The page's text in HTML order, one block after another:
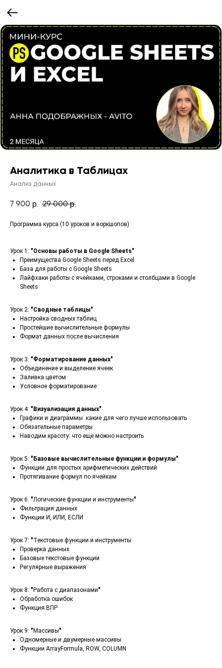
Аналитика в Таблицах
Анализ данных
7 900 р. 29 000 р.
Программа курса (10 уроков и воркшопов)
Урок 1: "Основы работы в Google Sheets"
Преимущества Google Sheets перед Excel
База для работы с Google Sheets
Лайфхаки работы с ячейками, строками и столбцами в Google
Sheets
Урок 2: "Сводные таблицы"
Настройка сводных таблиц
Простейшие вычислительные формулы
Формат данных после вычисления
Урок 3: "Форматирование данных"
Объединение и выделение ячеек
Заливка цветом
Условное форматирование
Урок 4: "Визуализация данных"
Графики и диаграммы: какие для чего лучше использовать
Обязательные параметры
Наводим красоту: что еще можно настроить
Урок 5: "Базовые вычислительные функции и формулы"
Функции для простых арифметических действий
Протягивание формул по ячейкам
Урок 6: "Логические функции и инструменты"
Фильтрация данных
Функции И, ИЛИ, ЕСЛИ
Урок 7: "Текстовые функции и инструменты
Проверка данных
Базовые текстовые функции
Регулярные выражения
Урок 8: "Работа с диапазонами"
Обработка ошибок
Функция ВПР
Урок 9: "Массивы"
Одномерные и двумерные массивы
Функции ArrayFormula, ROW, COLUMN